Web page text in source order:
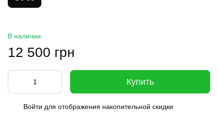
В наличии
12 500 грн
Купить
Войти для отображения накопительной скидки